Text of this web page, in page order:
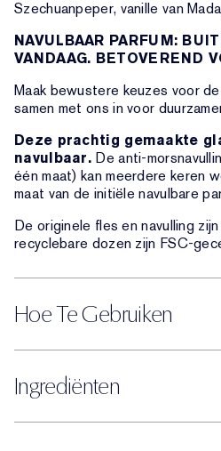
Szechuanpeper, vanille van
NAVULBAAR PARFUM:
VANDAAG. BETOVEREND
Maak bewustere keuzes voor
samen met ons in voor
Deze prachtig gemaakte
navulbaar. De anti-
één maat) kan meerdere keren
maat van de initiële navulbare
De originele fles en navulling
recyclebare dozen zijn FSC-
Hoe Te Gebruiken
Ingrediënten